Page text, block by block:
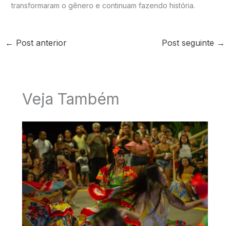
transformaram o gênero e continuam fazendo história.
← Post anterior Post seguinte →
Veja Também